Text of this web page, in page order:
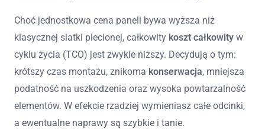
Choć jednostkowa cena paneli bywa wyższa niż
klasycznej siatki plecionej, całkowity koszt całkowity w
cyklu życia (TCO) jest zwykle niższy. Decydują o tym:
krótszy czas montażu, znikoma konserwacja, mniejsza
podatność na uszkodzenia oraz wysoka powtarzalność
elementów. W efekcie rzadziej wymieniasz całe odcinki,
a ewentualne naprawy są szybkie i tanie.